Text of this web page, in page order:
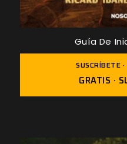
Guía De
SUSCRÍBETE
GRATIS ·